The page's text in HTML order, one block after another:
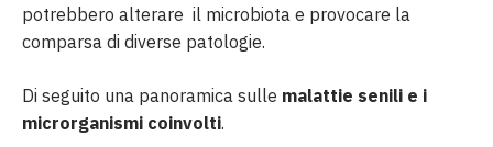
potrebbero alterare il microbiota e provocare la
comparsa di diverse patologie.
Di seguito una panoramica sulle malattie senili e i
microrganismi coinvolti.